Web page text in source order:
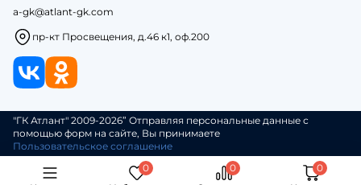
a-gk@atlant-gk.com
пр-кт Просвещения, д.46 к1, оф.200
"ГК Атлант" 2009-2026” Отправляя персональные данные с
помощью форм на сайте, Вы принимаете
Пользовательское соглашение